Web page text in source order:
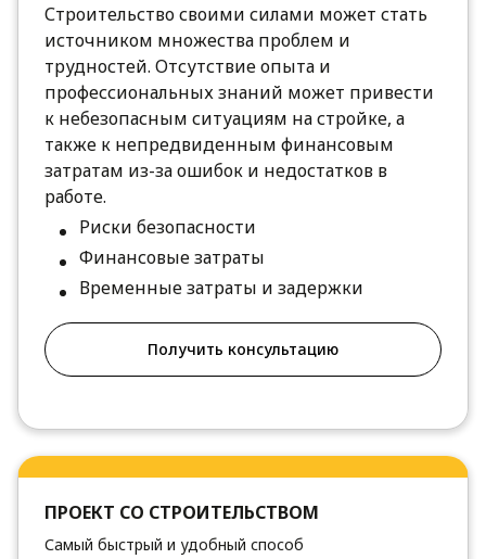
Строительство своими силами может стать
источником множества проблем и
трудностей. Отсутствие опыта и
профессиональных знаний может привести
к небезопасным ситуациям на стройке, а
также к непредвиденным финансовым
затратам из-за ошибок и недостатков в
работе.
Риски безопасности
Финансовые затраты
Временные затраты и задержки
Получить консультацию
ПРОЕКТ СО СТРОИТЕЛЬСТВОМ
Самый быстрый и удобный способ